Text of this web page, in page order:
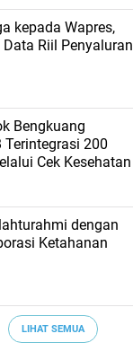
kepada Wapres,
Riil Penyaluran
Bengkuang
200
Cek Kesehatan
dengan
Ketahanan
LIHAT SEMUA